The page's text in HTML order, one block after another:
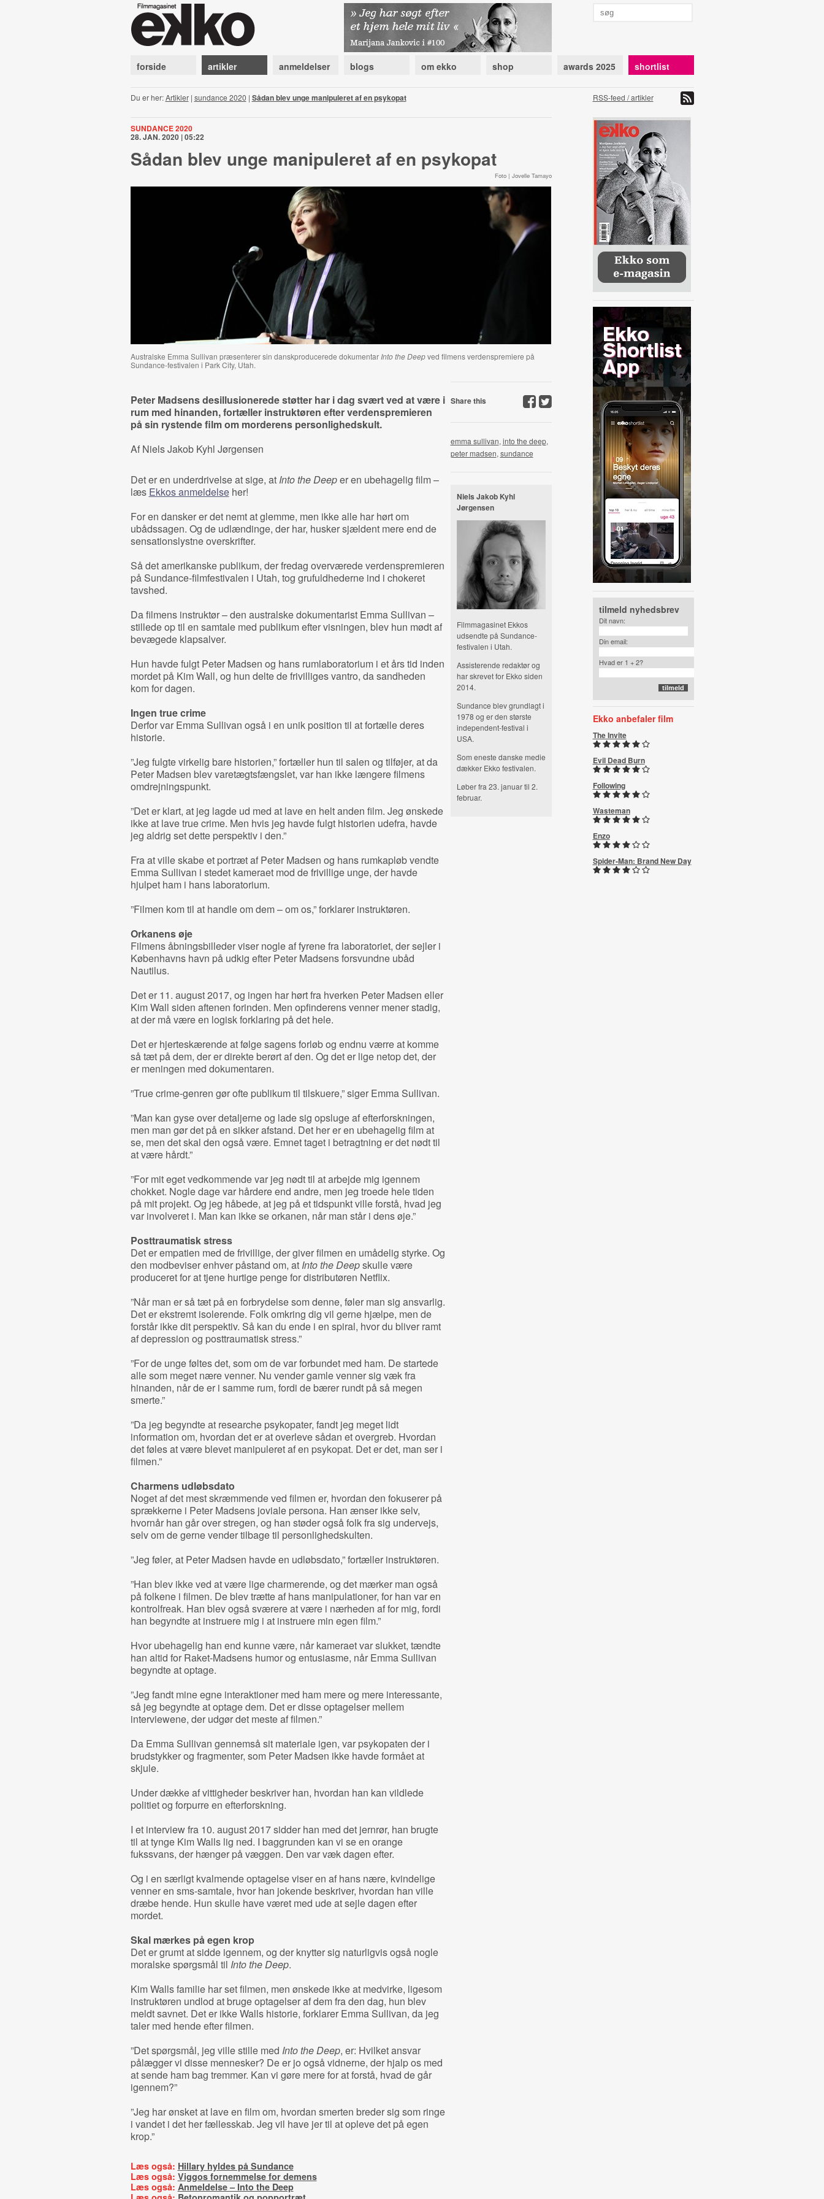
forside artikler anmeldelser blogs om ekko shop awards 2025 shortlist
Du er her:Artikler| sundance 2020 | Sådan blev unge manipuleret af en psykopat RSS-feed / artikler
SUNDANCE 2020
28. JAN. 2020 | 05:22
Sådan blev unge manipuleret af en psykopat
Foto | Jovelle Tamayo
Australske Emma Sullivan præsenterer sin danskproducerede dokumentar Into the Deepved filmens verdenspremiere på
Sundance-festivalen i Park City, Utah.
Peter Madsens desillusionerede støtter har i dag svært ved at være i
rum med hinanden, fortæller instruktøren efter verdenspremieren
på sin rystende film om morderens personlighedskult.
Af Niels Jakob Kyhl Jørgensen
Det er en underdrivelse at sige, at Into the Deeper en ubehagelig film –
læs Ekkos anmeldelseher!
For en dansker er det nemt at glemme, men ikke alle har hørt om
ubådssagen. Og de udlændinge, der har, husker sjældent mere end de
sensationslystne overskrifter.
Så det amerikanske publikum, der fredag overværede verdenspremieren
på Sundance-filmfestivalen i Utah, tog grufuldhederne ind i chokeret
tavshed.
Da filmens instruktør – den australske dokumentarist Emma Sullivan –
stillede op til en samtale med publikum efter visningen, blev hun mødt af
bevægede klapsalver.
Hun havde fulgt Peter Madsen og hans rumlaboratorium i et års tid inden
mordet på Kim Wall, og hun delte de frivilliges vantro, da sandheden
kom for dagen.
Ingen true crime
Derfor var Emma Sullivan også i en unik position til at fortælle deres
historie.
”Jeg fulgte virkelig bare historien,” fortæller hun til salen og tilføjer, at da
Peter Madsen blev varetægtsfængslet, var han ikke længere filmens
omdrejningspunkt.
”Det er klart, at jeg lagde ud med at lave en helt anden film. Jeg ønskede
ikke at lave true crime. Men hvis jeg havde fulgt historien udefra, havde
jeg aldrig set dette perspektiv i den.”
Fra at ville skabe et portræt af Peter Madsen og hans rumkapløb vendte
Emma Sullivan i stedet kameraet mod de frivillige unge, der havde
hjulpet ham i hans laboratorium.
”Filmen kom til at handle om dem – om os,” forklarer instruktøren.
Orkanens øje
Filmens åbningsbilleder viser nogle af fyrene fra laboratoriet, der sejler i
Københavns havn på udkig efter Peter Madsens forsvundne ubåd
Nautilus.
Det er 11. august 2017, og ingen har hørt fra hverken Peter Madsen eller
Kim Wall siden aftenen forinden. Men opfinderens venner mener stadig,
at der må være en logisk forklaring på det hele.
Det er hjerteskærende at følge sagens forløb og endnu værre at komme
så tæt på dem, der er direkte berørt af den. Og det er lige netop det, der
er meningen med dokumentaren.
”True crime-genren gør ofte publikum til tilskuere,” siger Emma Sullivan.
”Man kan gyse over detaljerne og lade sig opsluge af efterforskningen,
men man gør det på en sikker afstand. Det her er en ubehagelig film at
se, men det skal den også være. Emnet taget i betragtning er det nødt til
at være hårdt.”
”For mit eget vedkommende var jeg nødt til at arbejde mig igennem
chokket. Nogle dage var hårdere end andre, men jeg troede hele tiden
på mit projekt. Og jeg håbede, at jeg på et tidspunkt ville forstå, hvad jeg
var involveret i. Man kan ikke se orkanen, når man står i dens øje.”
Posttraumatisk stress
Det er empatien med de frivillige, der giver filmen en umådelig styrke. Og
den modbeviser enhver påstand om, at Into the Deepskulle være
produceret for at tjene hurtige penge for distributøren Netflix.
”Når man er så tæt på en forbrydelse som denne, føler man sig ansvarlig.
Det er ekstremt isolerende. Folk omkring dig vil gerne hjælpe, men de
forstår ikke dit perspektiv. Så kan du ende i en spiral, hvor du bliver ramt
af depression og posttraumatisk stress.”
”For de unge føltes det, som om de var forbundet med ham. De startede
alle som meget nære venner. Nu vender gamle venner sig væk fra
hinanden, når de er i samme rum, fordi de bærer rundt på så megen
smerte.”
”Da jeg begyndte at researche psykopater, fandt jeg meget lidt
information om, hvordan det er at overleve sådan et overgreb. Hvordan
det føles at være blevet manipuleret af en psykopat. Det er det, man ser i
filmen.”
Charmens udløbsdato
Noget af det mest skræmmende ved filmen er, hvordan den fokuserer på
sprækkerne i Peter Madsens joviale persona. Han ænser ikke selv,
hvornår han går over stregen, og han støder også folk fra sig undervejs,
selv om de gerne vender tilbage til personlighedskulten.
”Jeg føler, at Peter Madsen havde en udløbsdato,” fortæller instruktøren.
”Han blev ikke ved at være lige charmerende, og det mærker man også
på folkene i filmen. De blev trætte af hans manipulationer, for han var en
kontrolfreak. Han blev også sværere at være i nærheden af for mig, fordi
han begyndte at instruere mig i at instruere min egen film.”
Hvor ubehagelig han end kunne være, når kameraet var slukket, tændte
han altid for Raket-Madsens humor og entusiasme, når Emma Sullivan
begyndte at optage.
”Jeg fandt mine egne interaktioner med ham mere og mere interessante,
så jeg begyndte at optage dem. Det er disse optagelser mellem
interviewene, der udgør det meste af filmen.”
Da Emma Sullivan gennemså sit materiale igen, var psykopaten der i
brudstykker og fragmenter, som Peter Madsen ikke havde formået at
skjule.
Under dække af vittigheder beskriver han, hvordan han kan vildlede
politiet og forpurre en efterforskning.
I et interview fra 10. august 2017 sidder han med det jernrør, han brugte
til at tynge Kim Walls lig ned. I baggrunden kan vi se en orange
fukssvans, der hænger på væggen. Den var væk dagen efter.
Og i en særligt kvalmende optagelse viser en af hans nære, kvindelige
venner en sms-samtale, hvor han jokende beskriver, hvordan han ville
dræbe hende. Hun skulle have været med ude at sejle dagen efter
mordet.
Skal mærkes på egen krop
Det er grumt at sidde igennem, og der knytter sig naturligvis også nogle
moralske spørgsmål til Into the Deep.
Kim Walls familie har set filmen, men ønskede ikke at medvirke, ligesom
instruktøren undlod at bruge optagelser af dem fra den dag, hun blev
meldt savnet. Det er ikke Walls historie, forklarer Emma Sullivan, da jeg
taler med hende efter filmen.
”Det spørgsmål, jeg ville stille med Into the Deep, er: Hvilket ansvar
pålægger vi disse mennesker? De er jo også vidnerne, der hjalp os med
at sende ham bag tremmer. Kan vi gøre mere for at forstå, hvad de går
igennem?”
”Jeg har ønsket at lave en film om, hvordan smerten breder sig som ringe
i vandet i det her fællesskab. Jeg vil have jer til at opleve det på egen
krop.”
Læs også: Hillary hyldes på Sundance
Læs også: Viggos fornemmelse for demens
Læs også: Anmeldelse – Into the Deep
Share this
emma sullivan, into the deep,
peter madsen, sundance
Niels Jakob Kyhl
Jørgensen
Filmmagasinet Ekkos
udsendte på Sundance-
festivalen i Utah.
Assisterende redaktør og
har skrevet for Ekko siden
2014.
Sundance blev grundlagt i
1978 og er den største
independent-festival i
USA.
Som eneste danske medie
dækker Ekko festivalen.
Løber fra 23. januar til 2.
februar.
tilmeld nyhedsbrev
Dit navn:
Din email:
Hvad er 1 + 2?
Ekko anbefaler film
The Invite
Evil Dead Burn
Following
Wasteman
Enzo
Spider-Man: Brand New Day